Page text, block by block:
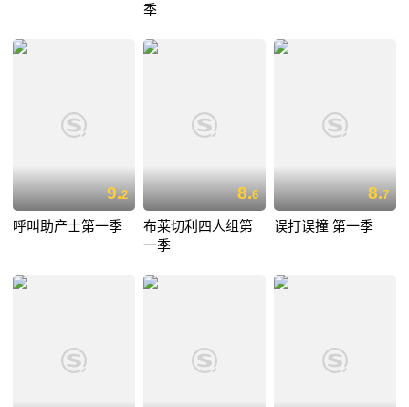
季
9.2
呼叫助产士第一季
8.6
布莱切利四人组第
一季
8.7
误打误撞 第一季